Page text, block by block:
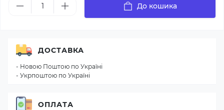
До кошика
ДОСТАВКА
- Новою Поштою по Україні
- Укрпоштою по Україні
ОПЛАТА